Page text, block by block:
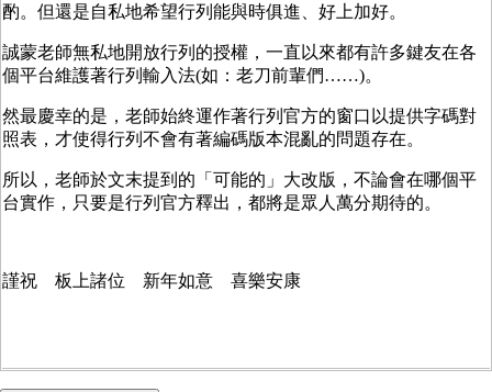
酌。但還是自私地希望行列能與時俱進、好上加好。
誠蒙老師無私地開放行列的授權，一直以來都有許多鍵友在各
個平台維護著行列輸入法(如：老刀前輩們……)。
然最慶幸的是，老師始終運作著行列官方的窗口以提供字碼對
照表，才使得行列不會有著編碼版本混亂的問題存在。
所以，老師於文末提到的「可能的」大改版，不論會在哪個平
台實作，只要是行列官方釋出，都將是眾人萬分期待的。
謹祝 板上諸位 新年如意 喜樂安康